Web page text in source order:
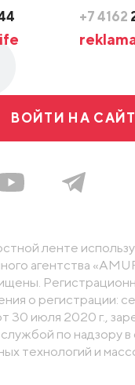
+7 4162
ВОЙТИ НА САЙТ
ленте
агентства
о регистрации:
30 июля 2020 г.,
по надзору в
технологий и